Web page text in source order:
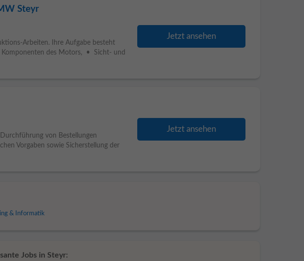
Steyr
Arbeiten. Ihre Aufgabe besteht
des Motors, • Sicht- und
Jetzt ansehen
von Bestellungen
Vorgaben sowie Sicherstellung der
Jetzt ansehen
& Informatik
Jobs in Steyr: